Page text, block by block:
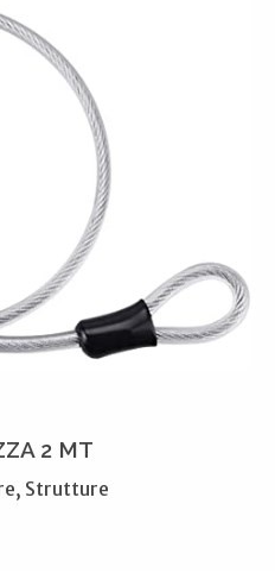
2 MT
Strutture